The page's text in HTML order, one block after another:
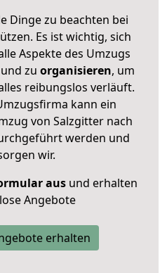
Dinge zu beachten bei
Es ist wichtig, sich
Aspekte des Umzugs
und zu organisieren, um
reibungslos verläuft.
kann ein
von Salzgitter nach
werden und
wir.
ausund erhalten
Angebote
erhalten